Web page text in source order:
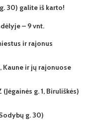
30) galite iš karto!
– 9 vnt.
ir rajonus
Kaune ir jų rajonuose
g. 1, Biruliškės)
g. 30)